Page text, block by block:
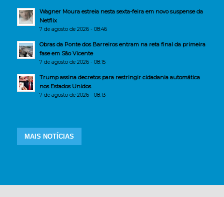
Wagner Moura estreia nesta sexta-feira em novo suspense da
Netflix
7 de agosto de 2026 - 08:46
Obras da Ponte dos Barreiros entram na reta final da primeira
fase em São Vicente
7 de agosto de 2026 - 08:15
Trump assina decretos para restringir cidadania automática
nos Estados Unidos
7 de agosto de 2026 - 08:13
MAIS NOTÍCIAS